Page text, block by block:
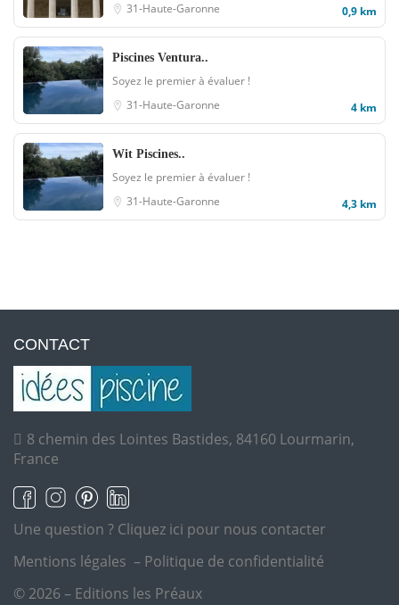
31-Haute-Garonne
0,9 km
Piscines Ventura..
Soyez le premier à évaluer !
31-Haute-Garonne
4 km
Wit Piscines..
Soyez le premier à évaluer !
31-Haute-Garonne
4,3 km
CONTACT
8 chemin des Lointes Bastides, 84160 Lourmarin,
France
Une question ? Cliquez ici pour nous contacter
Mentions légales – Politique de confidentialité
© 2026 – Editions les Préaux